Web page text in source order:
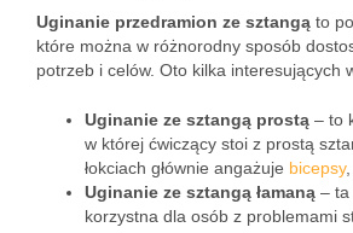
Uginanie przedramion ze sztangą to
które można w różnorodny sposób
potrzeb i celów. Oto kilka interesujących
Uginanie ze sztangą prostą – to
w której ćwiczący stoi z prostą
łokciach głównie angażuje bicepsy,
Uginanie ze sztangą łamaną – ta
korzystna dla osób z problemami